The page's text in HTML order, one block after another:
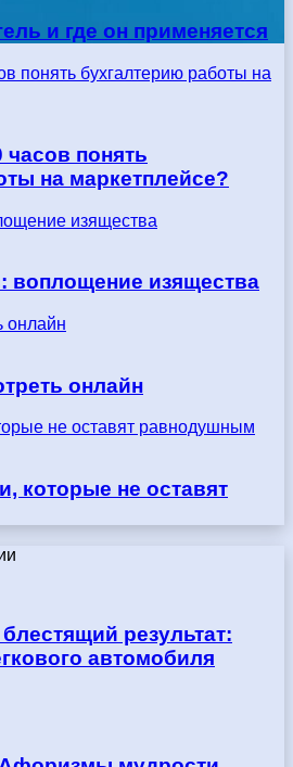
и где он применяется
понять бухгалтерию работы на
понять
на маркетплейсе?
изящества
воплощение изящества
онлайн
онлайн
не оставят равнодушным
которые не оставят
результат:
автомобиля